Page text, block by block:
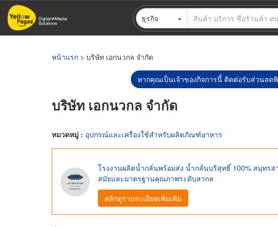
ข้าม
ไป
ธุรกิจ
หน้าแรก > บริษัท เอกนวกล จำกัด
หากคุณเป็นเจ้าของกิจการนี้ ติดต่อรับส่วนลดพิ
บริษัท เอกนวกล จำกัด
หมวดหมู่ : อุปกรณ์และเครื่องใช้สำหรับผลิตภัณฑ์อาหาร
โรงงานผลิตน้ำกลั่นพร้อมส่ง น้ำกลั่นบริสุทธิ์ 100% สมุทร
สมัยและมาตรฐานคุณภาพระดับสากล
คลิกดูรายละเอียดเพิ่มเติม